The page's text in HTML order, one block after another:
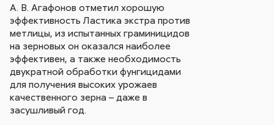
А. В. Агафонов отметил хорошую
эффективность Ластика экстра против
метлицы, из испытанных граминицидов
на зерновых он оказался наиболее
эффективен, а также необходимость
двукратной обработки фунгицидами
для получения высоких урожаев
качественного зерна – даже в
засушливый год.